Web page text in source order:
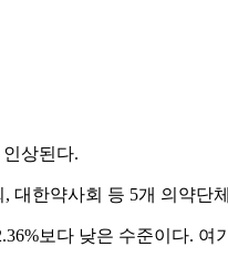
상된다.
한약사회 등 5개 의약단
보다 낮은 수준이다. 여